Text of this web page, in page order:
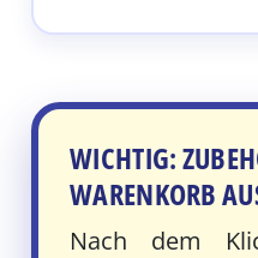
WICHTIG:
WARENKORB
Nach dem